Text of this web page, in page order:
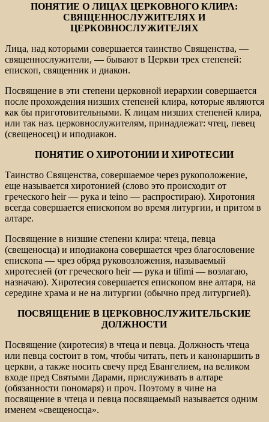
ПОНЯТИЕ О ЛИЦАХ ЦЕРКОВНОГО КЛИРА:
СВЯЩЕННОСЛУЖИТЕЛЯХ И
ЦЕРКОВНОСЛУЖИТЕЛЯХ
Лица, над которыми совершается таинство Священства, —
священнослужители, — бывают в Церкви трех степеней:
епископ, священник и диакон.
Посвящение в эти степени церковной иерархии совершается
после прохождения низших степеней клира, которые являются
как бы приготовительными. К лицам низших степеней клира,
или так наз. церковнослужителям, принадлежат: чтец, певец
(свещеносец) и иподиакон.
ПОНЯТИЕ О ХИРОТОНИИ И ХИРОТЕСИИ
Таинство Священства, совершаемое через рукоположение,
еще называется хиротонией (слово это происходит от
греческого heir — рука и teino — распростираю). Хиротония
всегда совершается епископом во время литургии, и притом в
алтаре.
Посвящение в низшие степени клира: чтеца, певца
(свещеносца) и иподиакона совершается чрез благословение
епископа — чрез обряд руковозложения, называемый
хиротесией (от греческого heir — рука и tifimi — возлагаю,
назначаю). Хиротесия совершается епископом вне алтаря, на
середине храма и не на литургии (обычно пред литургией).
ПОСВЯЩЕНИЕ В ЦЕРКОВНОСЛУЖИТЕЛЬСКИЕ
ДОЛЖНОСТИ
Посвящение (хиротесия) в чтеца и певца. Должность чтеца
или певца состоит в том, чтобы читать, петь и канонаршить в
церкви, а также носить свечу пред Евангелием, на великом
входе пред Святыми Дарами, прислуживать в алтаре
(обязанности пономаря) и проч. Поэтому в чине на
посвящение в чтеца и певца посвящаемый называется одним
именем «свещеносца».